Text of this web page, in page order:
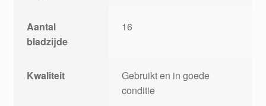
Aantal
bladzijde
16
Kwaliteit
Gebruikt en in goede
conditie